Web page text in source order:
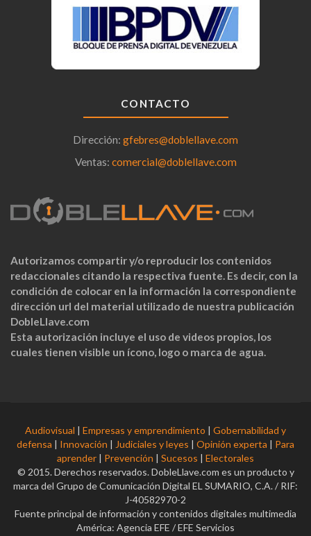
CONTACTO
Dirección: gfebres@doblellave.com
Ventas: comercial@doblellave.com
Autorizamos compartir y/o reproducir los contenidos
redaccionales citando la respectiva fuente. Es decir, con la
condición de colocar en la información la correspondiente
dirección url del material utilizado de nuestra publicación
DobleLlave.com
Esta autorización incluye el uso de videos propios, los
cuales tienen visible un ícono, logo o marca de agua.
Audiovisual | Empresas y emprendimiento | Gobernabilidad y
defensa | Innovación | Judiciales y leyes | Opinión experta | Para
aprender | Prevención | Sucesos | Electorales
© 2015. Derechos reservados. DobleLlave.com es un producto y
marca del Grupo de Comunicación Digital EL SUMARIO, C.A. / RIF:
J-40582970-2
Fuente principal de información y contenidos digitales multimedia
América: Agencia EFE / EFE Servicios